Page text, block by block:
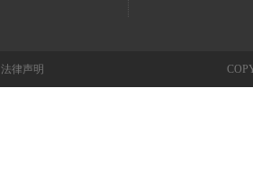
法律声明